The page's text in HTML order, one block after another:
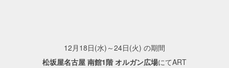
12月18日(水)～24日(火) の期間
松坂屋名古屋 南館1階 オルガン広場にてART